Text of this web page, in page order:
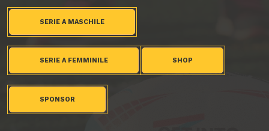
SERIE A MASCHILE
SERIE A FEMMINILE SHOP
SPONSOR